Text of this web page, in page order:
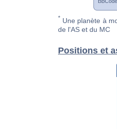
* Une planète à
de l'AS et du MC
Positions et